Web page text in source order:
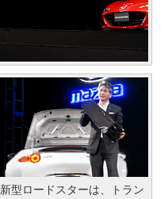
新型ロードスターは、トラン